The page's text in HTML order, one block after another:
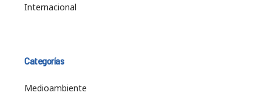
Internacional
Categorías
Medioambiente